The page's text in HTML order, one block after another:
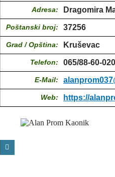
Adresa: Dragomira
Poštanski broj: 37256
Grad / Opština: Kruševac
Telefon: 065/88-60-
E-Mail:
Web: https://